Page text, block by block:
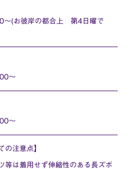
～(お彼岸の都合上 第4日曜で
～
～
の注意点】
等は着用せず伸縮性のある長ズボ